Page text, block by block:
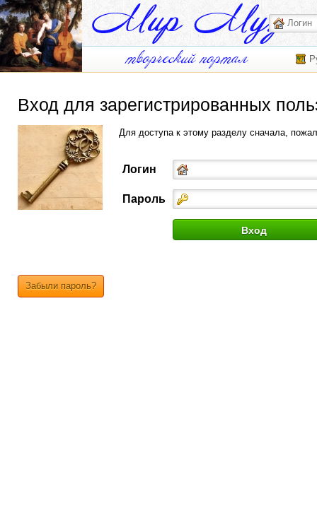
Вход для зарегистрированных
Для доступа к этому разделу сначала,
Логин
Пароль
Забыли пароль?